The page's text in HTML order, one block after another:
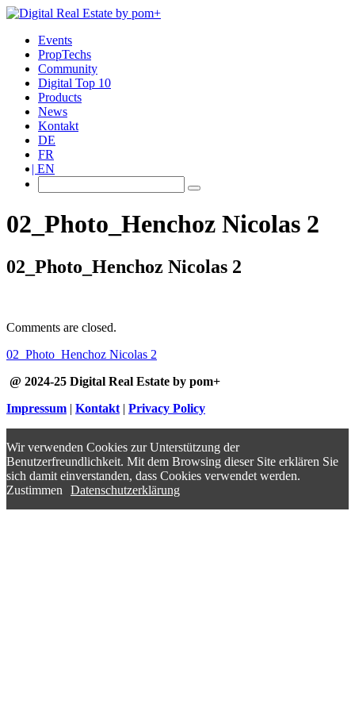
Events
PropTechs
Community
Digital Top 10
Products
News
Kontakt
DE
FR
EN
02_Photo_Henchoz Nicolas 2
02_Photo_Henchoz Nicolas 2
Comments are closed.
02_Photo_Henchoz Nicolas 2
@ 2024-25 Digital Real Estate by pom+
Impressum | Kontakt | Privacy Policy
Wir verwenden Cookies zur Unterstützung der
Benutzerfreundlichkeit. Mit dem Browsing dieser Site erklären Sie
sich damit einverstanden, dass Cookies verwendet werden.
Zustimmen
Datenschutzerklärung